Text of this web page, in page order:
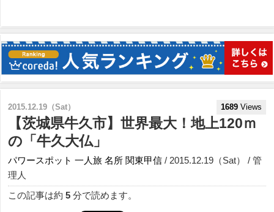
2015.12.19（Sat） 1689 Views
【茨城県牛久市】世界最大！地上120ｍ
の「牛久大仏」
パワースポット 一人旅 名所 関東甲信 / 2015.12.19（Sat） / 管
理人
この記事は約 5 分で読めます。